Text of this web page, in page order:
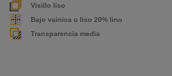
Visillo liso
Bajo vainica o liso 20% lino
Transparencia media